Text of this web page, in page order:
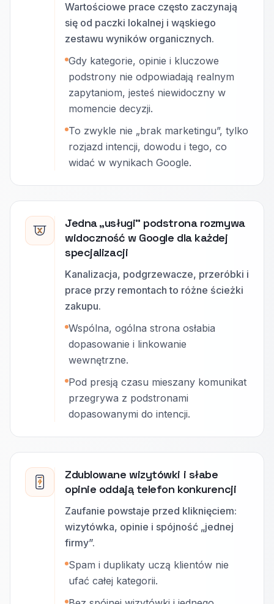
Wartościowe prace często zaczynają
się od paczki lokalnej i wąskiego
zestawu wyników organicznych.
Gdy kategorie, opinie i kluczowe
podstrony nie odpowiadają realnym
zapytaniom, jesteś niewidoczny w
momencie decyzji.
To zwykle nie „brak marketingu”, tylko
rozjazd intencji, dowodu i tego, co
widać w wynikach Google.
Jedna „usługi” podstrona rozmywa
widoczność w Google dla każdej
specjalizacji
Kanalizacja, podgrzewacze, przeróbki i
prace przy remontach to różne ścieżki
zakupu.
Wspólna, ogólna strona osłabia
dopasowanie i linkowanie
wewnętrzne.
Pod presją czasu mieszany komunikat
przegrywa z podstronami
dopasowanymi do intencji.
Zdublowane wizytówki i słabe
opinie oddają telefon konkurencji
Zaufanie powstaje przed kliknięciem:
wizytówka, opinie i spójność „jednej
firmy”.
Spam i duplikaty uczą klientów nie
ufać całej kategorii.